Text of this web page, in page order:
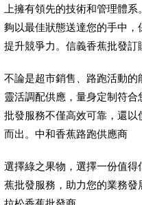
上擁有領先的技術和管理體
夠以最佳狀態送達您的手中
提升競爭力。信義香蕉批發訂
不論是超市銷售、路跑活動
靈活調配供應，量身定制符
批發服務不僅高效可靠，還
而出。中和香蕉路跑供應商
選擇綠之果物，選擇一份值
蕉批發服務，助力您的業務